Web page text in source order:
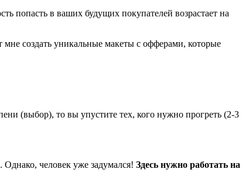
попасть в ваших будущих покупателей возрастает на
создать уникальные макеты с офферами, которые
(выбор), то вы упустите тех, кого нужно прогреть (2-3
человек уже задумался! Здесь нужно работать на